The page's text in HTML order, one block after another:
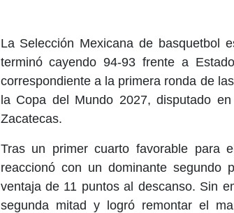
La Selección Mexicana de basquetbol
terminó cayendo 94-93 frente a
correspondiente a la primera ronda de
la Copa del Mundo 2027, disputado
Zacatecas.
Tras un primer cuarto favorable para
reaccionó con un dominante segundo
ventaja de 11 puntos al descanso. Sin
segunda mitad y logró remontar el